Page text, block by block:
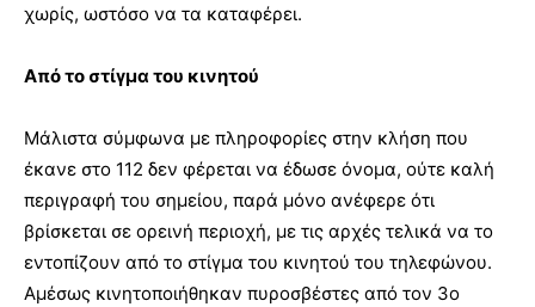
χωρίς, ωστόσο να τα καταφέρει.
Από το στίγμα του κινητού
Μάλιστα σύμφωνα με πληροφορίες στην κλήση που
έκανε στο 112 δεν φέρεται να έδωσε όνομα, ούτε καλή
περιγραφή του σημείου, παρά μόνο ανέφερε ότι
βρίσκεται σε ορεινή περιοχή, με τις αρχές τελικά να το
εντοπίζουν από το στίγμα του κινητού του τηλεφώνου.
Αμέσως κινητοποιήθηκαν πυροσβέστες από τον 3ο